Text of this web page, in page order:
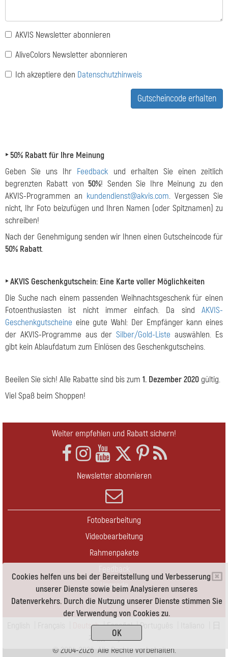
Cookies helfen uns bei der Bereitstellung und Verbesserung
unserer Dienste sowie beim Analysieren unseres
Datenverkehrs. Durch die Nutzung unserer Dienste stimmen Sie
der Verwendung von Cookies zu.
OK
AKVIS Newsletter abonnieren
AliveColors Newsletter abonnieren
Ich akzeptiere den Datenschutzhinweis
Gutscheincode erhalten
‣ 50% Rabatt für Ihre Meinung
Geben Sie uns Ihr Feedback und erhalten Sie einen zeitlich
begrenzten Rabatt von 50%! Senden Sie Ihre Meinung zu den
AKVIS-Programmen an kundendienst@akvis.com. Vergessen Sie
nicht, Ihr Foto beizufügen und Ihren Namen (oder Spitznamen) zu
schreiben!
Nach der Genehmigung senden wir Ihnen einen Gutscheincode für
50% Rabatt.
‣ AKVIS Geschenkgutschein: Eine Karte voller Möglichkeiten
Die Suche nach einem passenden Weihnachtsgeschenk für einen
Fotoenthusiasten ist nicht immer einfach. Da sind AKVIS-
Geschenkgutscheine eine gute Wahl: Der Empfänger kann eines
der AKVIS-Programme aus derSilber/Gold-Liste auswählen. Es
gibt kein Ablaufdatum zum Einlösen des Geschenkgutscheins.
Beeilen Sie sich! Alle Rabatte sind bis zum 1. Dezember 2020 gültig.
Viel Spaß beim Shoppen!
Weiter empfehlen und Rabatt sichern!
Newsletter abonnieren
Fotobearbeitung
Videobearbeitung
Rahmenpakete
Upgrade
Kontakt
Deutsch|Español|Português
本語|Pусский
© 2004-2026 Alle Rechte vorbehalten.